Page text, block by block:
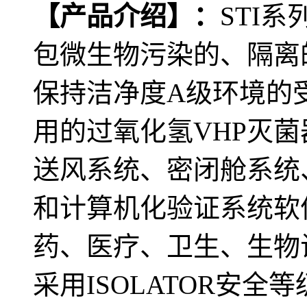
【产品介绍】： STI系
包微生物污染的、隔
保持洁净度A级环境的
用的过氧化氢VHP灭
送风系统、密闭舱系
和计算机化验证系统
药、医疗、卫生、生
采用ISOLATOR安全